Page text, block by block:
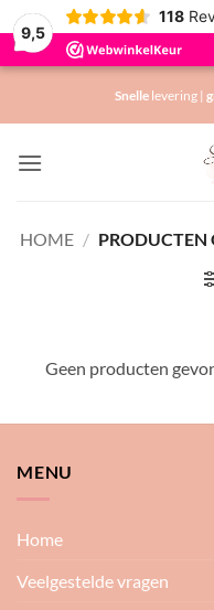
9,5
118
Snellelevering |
HOME / PRODUCTEN
Geen producten
MENU
Home
Veelgestelde vragen